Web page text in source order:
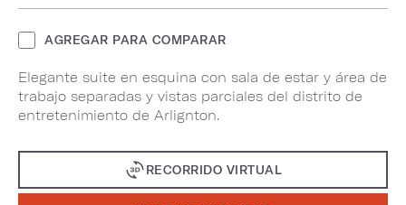
AGREGAR PARA COMPARAR
Elegante suite en esquina con sala de estar y área de
trabajo separadas y vistas parciales del distrito de
entretenimiento de Arlignton.
RECORRIDO VIRTUAL